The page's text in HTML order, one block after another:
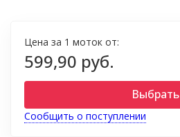
Цена за 1 моток от:
599,90 руб.
Выбрать
Сообщить о поступлении